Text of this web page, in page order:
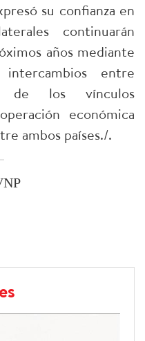
su confianza en
continuarán
años mediante
entre
de los vínculos
económica
ambos países./.